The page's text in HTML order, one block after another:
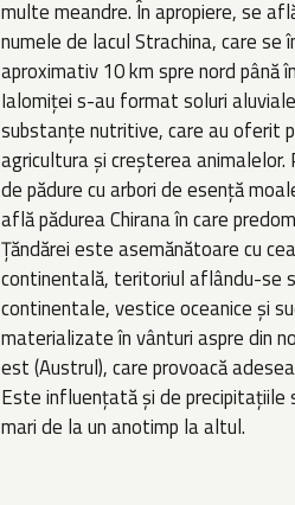
multe meandre. În apropiere, se
numele de lacul Strachina, care
aproximativ 10 km spre nord până
Ialomiței s-au format soluri
substanțe nutritive, care au oferit
agricultura și creșterea
de pădure cu arbori de esență
află pădurea Chirana în care
Țăndărei este asemănătoare cu
continentală, teritoriul aflându-se
continentale, vestice oceanice și
materializate în vânturi aspre din
est (Austrul), care provoacă
Este influențată și de precipitațiile
mari de la un anotimp la altul.